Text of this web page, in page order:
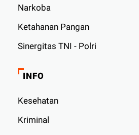
Narkoba
Ketahanan Pangan
Sinergitas TNI - Polri
INFO
Kesehatan
Kriminal